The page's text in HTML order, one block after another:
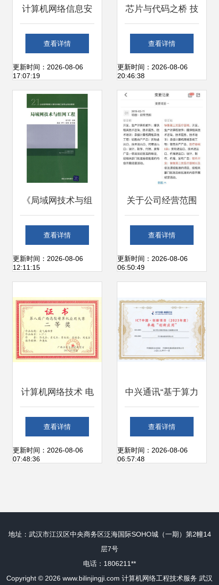
计算机网络信息安
全与工程技术服务
证书的价值分析
查看详情
更新时间：2026-08-06
17:07:19
芯片与代码之桥 技
术女性的前沿足迹
查看详情
更新时间：2026-08-06
20:46:38
《局域网技术与组
网工程》 21世纪计
算机网络工程学习
查看详情
更新时间：2026-08-06
12:11:15
关于公司经营范围
变更 新增第三类医
疗器械销售与计算
务的要点分析
查看详情
更新时间：2026-08-06
06:50:49
计算机网络技术 电
子信息工程院的核
心支撑，引领技术
查看详情
更新时间：2026-08-06
07:48:36
中兴通讯“基于算力
网络的家庭云电脑
解决方案”荣获ICT
算服务新范式
查看详情
更新时间：2026-08-06
06:57:48
地址：武汉市江汉区中央商务区泛海国际SOHO城（一期）第2幢14
层7号
电话：1806211**
Copyright © 2026 www.bilinjingji.com 计算机网络工程技术服务 武汉